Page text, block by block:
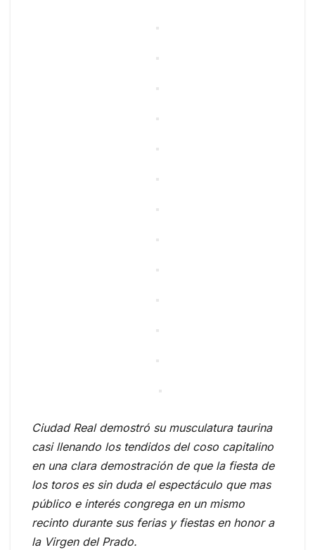
Ciudad Real demostró su musculatura taurina
casi llenando los tendidos del coso capitalino
en una clara demostración de que la fiesta de
los toros es sin duda el espectáculo que mas
público e interés congrega en un mismo
recinto durante sus ferias y fiestas en honor a
la Virgen del Prado.